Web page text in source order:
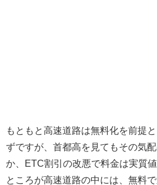
もともと高速道路は無料化を前提
ずですが、首都高を見てもその気
か、ETC割引の改悪で料金は実質
ところが高速道路の中には、無料